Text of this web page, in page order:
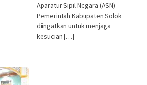
Aparatur Sipil Negara (ASN)
Pemerintah Kabupaten Solok
diingatkan untuk menjaga
kesucian […]